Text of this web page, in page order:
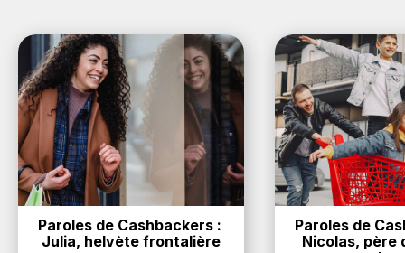
Paroles de Cashbackers :
Julia, helvète frontalière
Paroles de
Nicolas, père